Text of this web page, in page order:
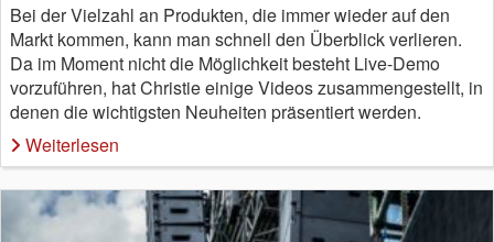
Bei der Vielzahl an Produkten, die immer wieder auf den
Markt kommen, kann man schnell den Überblick verlieren.
Da im Moment nicht die Möglichkeit besteht Live-Demo
vorzuführen, hat Christie einige Videos zusammengestellt, in
denen die wichtigsten Neuheiten präsentiert werden.
Weiterlesen